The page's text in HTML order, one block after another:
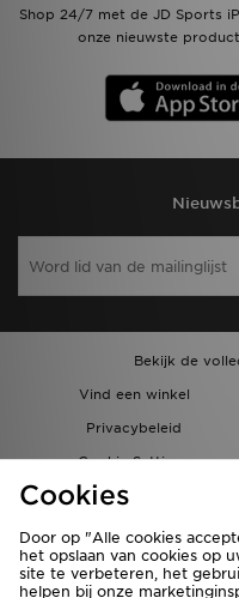
Shop 24/7 met de JD Sports
onze nieuwste
Bekijk de
Vind een winkel
Privacybeleid
Cookie Settings
Bestellingen en Levering
Cookies
Door op "Alle cookies
het opslaan van cookies op
site te verbeteren, het
helpen bij onze